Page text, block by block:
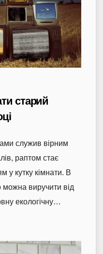
старий
служив вірним
раптом стає
у кутку кімнати. В
можна виручити від
екологічну…